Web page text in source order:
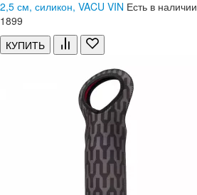
2,5 см, силикон, VACU VIN Есть в наличии
1899
КУПИТЬ